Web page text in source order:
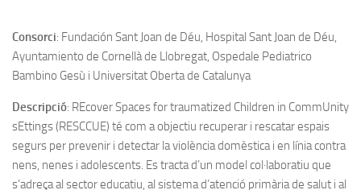
Consorci: Fundación Sant Joan de Déu, Hospital Sant Joan de Déu,
Ayuntamiento de Cornellà de Llobregat, Ospedale Pediatrico
Bambino Gesù i Universitat Oberta de Catalunya
Descripció: REcover Spaces for traumatized Children in CommUnity
sEttings (RESCCUE) té com a objectiu recuperar i rescatar espais
segurs per prevenir i detectar la violència domèstica i en línia contra
nens, nenes i adolescents. Es tracta d’un model col·laboratiu que
s’adreça al sector educatiu, al sistema d’atenció primària de salut i al